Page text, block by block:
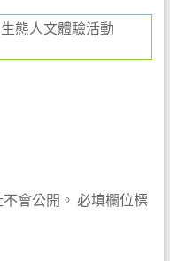
態人文體驗活動
會公開。 必填欄位標